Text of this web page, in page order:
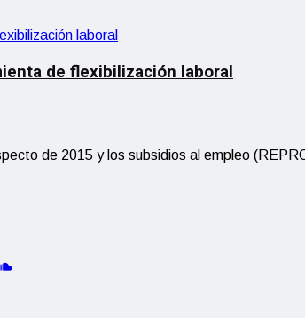
de flexibilización laboral
de 2015 y los subsidios al empleo